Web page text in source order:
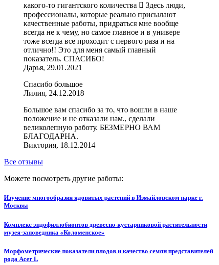
какого-то гигантского количества  Здесь люди,
профессионалы, которые реально присылают
качественные работы, придраться мне вообще
всегда не к чему, но самое главное и в универе
тоже всегда все проходит с первого раза и на
отлично!! Это для меня самый главный
показатель. СПАСИБО!
Дарья, 29.01.2021
Спасибо большое
Лилия, 24.12.2018
Большое вам спасибо за то, что вошли в наше
положение и не отказали нам., сделали
великолепную работу. БЕЗМЕРНО ВАМ
БЛАГОДАРНА.
Виктория, 18.12.2014
Все отзывы
Можете посмотреть другие работы:
Изучение многообразия ядовитых растений в Измайловском парке г.
Москвы
Комплекс эндофиллобионтов древесно-кустарниковой растительности
музея-заповедника «Коломенское»
Морфометрические показатели плодов и качество семян представителей
рода Acer L